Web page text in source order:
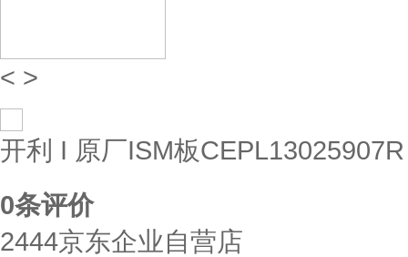
< >
开利 I 原厂ISM板CEPL13025907R
0条评价
2444京东企业自营店